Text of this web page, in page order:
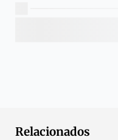
Relacionados